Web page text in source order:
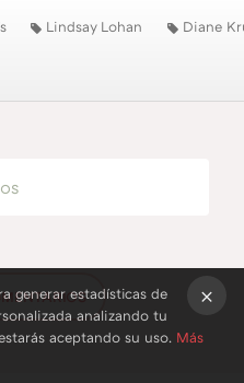
Lindsay Lohan Diane
generar estadísticas de
analizando tu
aceptando su uso. Más